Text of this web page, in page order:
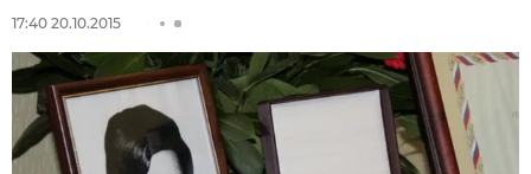
17:40 20.10.2015